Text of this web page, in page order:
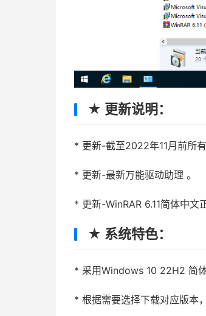
★ 更新说明：
* 更新-截至2022年11月前所有
* 更新-最新万能驱动助理 。
* 更新-WinRAR 6.11简体中文
★ 系统特色：
* 采用Windows 10 22H2 简
* 根据需要选择下载对应版本